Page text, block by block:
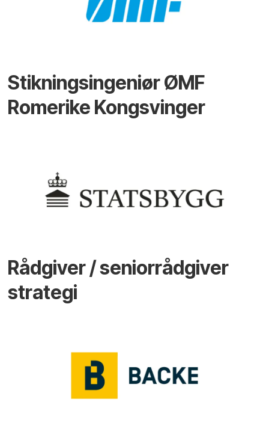
Stikningsingeniør ØMF
Romerike Kongsvinger
Rådgiver / seniorrådgiver
strategi